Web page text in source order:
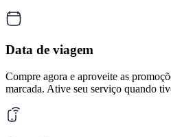
Data de viagem
Compre agora e aproveite as
marcada. Ative seu serviço quando